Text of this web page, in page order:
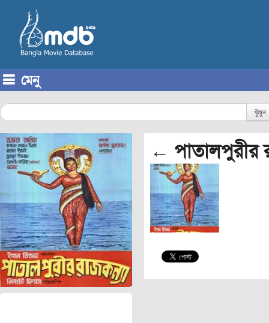
মেনু
খুঁজুন
← পাতালপুরীর